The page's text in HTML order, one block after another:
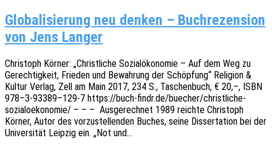
Globalisierung neu denken – Buchrezension
von Jens Langer
Chris­toph Körner: „Christ­li­che Sozi­al­öko­no­mie – Auf dem Weg zu
Gerech­tig­keit, Frie­den und Bewah­rung der Schöp­fung“ Reli­gi­on &
Kultur Verlag, Zell am Main 2017, 234 S., Taschen­buch, € 20,–, ISBN
978–3‑93389–129‑7 https://buch-findr.de/buecher/christliche-
sozialoekonomie/ – – – Ausge­rech­net 1989 reich­te Chris­toph
Körner, Autor des vorzu­stel­len­den Buches, seine Disser­ta­ti­on bei der
Univer­si­tät Leip­zig ein. „Not und…